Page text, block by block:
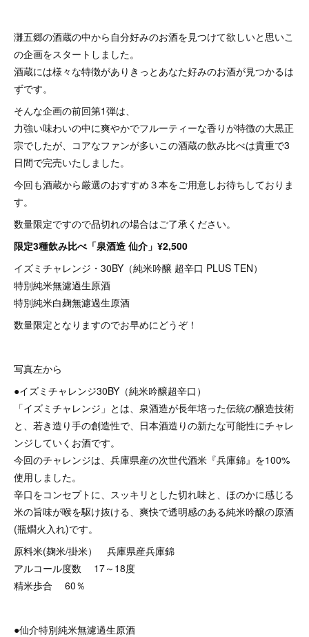
灘五郷の酒蔵の中から自分好みのお酒を見つけて欲しいと思いこ
の企画をスタートしました。
酒蔵には様々な特徴がありきっとあなた好みのお酒が見つかるは
ずです。
そんな企画の前回第1弾は、
力強い味わいの中に爽やかでフルーティーな香りが特徴の大黒正
宗でしたが、コアなファンが多いこの酒蔵の飲み比べは貴重で3
日間で完売いたしました。
今回も酒蔵から厳選のおすすめ３本をご用意しお待ちしておりま
す。
数量限定ですので品切れの場合はご了承ください。
限定3種飲み比べ「泉酒造 仙介」¥2,500
イズミチャレンジ・30BY（純米吟醸 超辛口 PLUS TEN）
特別純米無濾過生原酒
特別純米白麹無濾過生原酒
数量限定となりますのでお早めにどうぞ！
写真左から
●イズミチャレンジ30BY（純米吟醸超辛口）
「イズミチャレンジ」とは、泉酒造が長年培った伝統の醸造技術
と、若き造り手の創造性で、日本酒造りの新たな可能性にチャレ
ンジしていくお酒です。
今回のチャレンジは、兵庫県産の次世代酒米『兵庫錦』を100%
使用しました。
辛口をコンセプトに、スッキリとした切れ味と、ほのかに感じる
米の旨味が喉を駆け抜ける、爽快で透明感のある純米吟醸の原酒
(瓶燗火入れ)です。
原料米(麹米/掛米） 兵庫県産兵庫錦
アルコール度数 17～18度
精米歩合 60％
●仙介特別純米無濾過生原酒